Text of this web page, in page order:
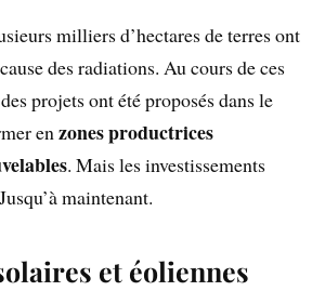
milliers d’hectares de terres ont
des radiations. Au cours de ces
projets ont été proposés dans le
enzones productrices
. Mais les investissements
maintenant.
et éoliennes